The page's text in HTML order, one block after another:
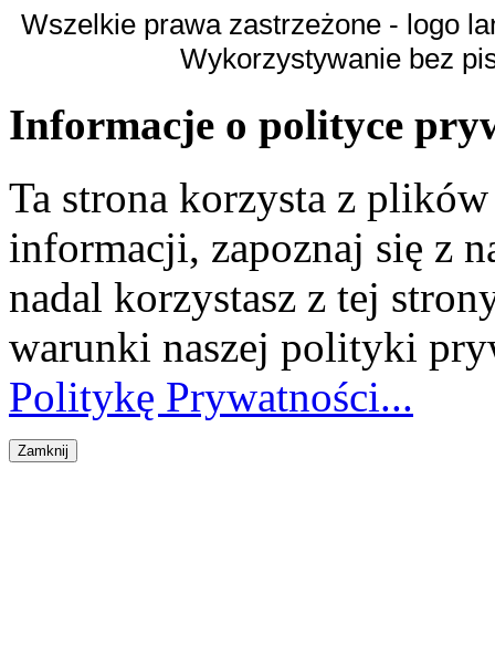
Wszelkie prawa zastrzeżone - logo
Wykorzystywanie bez
Informacje o polityce
Ta strona korzysta z
informacji, zapoznaj się z
nadal korzystasz z tej
warunki naszej polityki
Politykę Prywatności...